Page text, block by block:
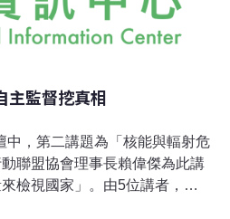
射量值
主監督挖真相
中，第二講題為「核能與輻射危
聯盟協會理事長賴偉傑為此講
檢視國家」。由5位講者，來